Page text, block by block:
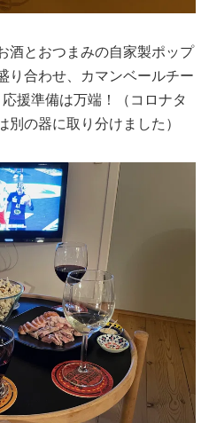
酒とおつまみの自家製ポップ
り合わせ、カマンベールチー
援準備は万端！（コロナタ
の器に取り分けました）